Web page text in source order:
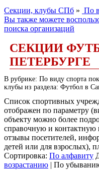
Секции, клубы СПб » По
Вы также можете
поиска организаций
СЕКЦИИ
ПЕТЕРБУРГЕ
В рубрике: По виду спорта
клубы из раздела: Футбол в
Список спортивных
отображен по параметру
объекту можно более
справочную и
отзывы посетителей,
детей или для взрослых),
Сортировка: По алфавиту
возрастанию | По